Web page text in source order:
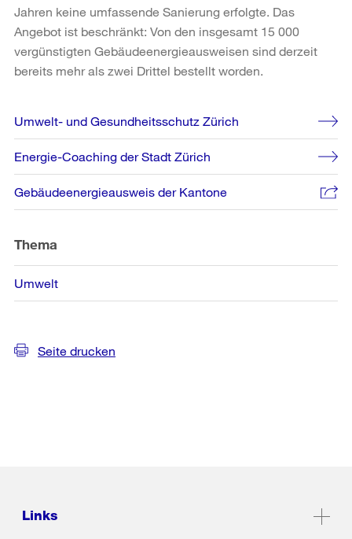
Jahren keine umfassende Sanierung erfolgte. Das
Angebot ist beschränkt: Von den insgesamt 15 000
vergünstigten Gebäudeenergieausweisen sind derzeit
bereits mehr als zwei Drittel bestellt worden.
Weitere
Informationen
Umwelt- und Gesundheitsschutz Zürich
Energie-Coaching der Stadt Zürich
Gebäudeenergieausweis der Kantone
Thema
Umwelt
Seite drucken
Links